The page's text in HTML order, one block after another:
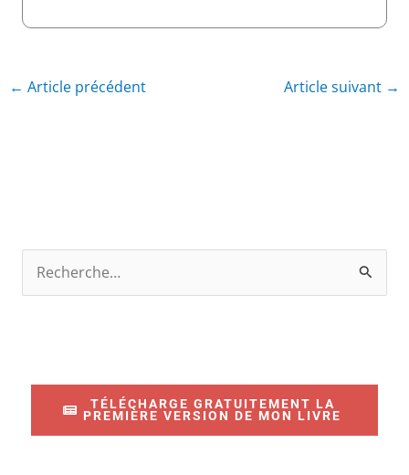
← Article précédent Article suivant →
e
TÉLÉCHARGE GRATUITEMENT LA
PREMIÈRE VERSION DE MON LIVRE